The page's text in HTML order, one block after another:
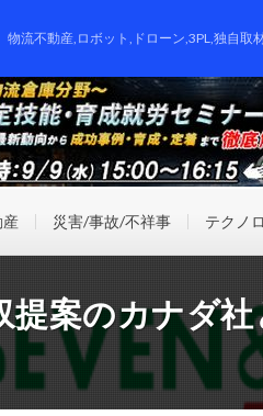
物流不動産,ロボット,ドローン,3PL,独自取
産 災害/事故/不祥事 テクノ
提案のカナダ